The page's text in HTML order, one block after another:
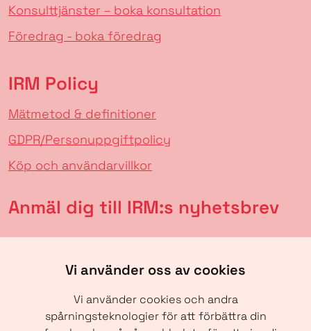
Vi använder oss av cookies
Vi använder cookies och andra
spårningsteknologier för att förbättra din
Konsulttjänster – boka konsultation
Föredrag - boka föredrag
IRM Policy
Mätmetod & definitioner
GDPR/Personuppgiftpolicy
Köp och användarvillkor
Anmäl dig till IRM:s nyhetsbrev